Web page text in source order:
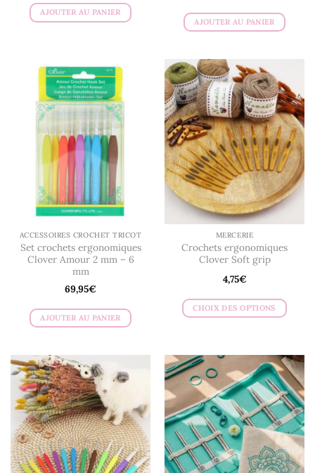
AJOUTER AU PANIER
AJOUTER AU PANIER
ACCESSOIRES CROCHET TRICOT
Set crochets ergonomiques
Clover Amour 2 mm – 6
mm
69,95€
AJOUTER AU PANIER
MERCERIE
Crochets ergonomiques
Clover Soft grip
4,75€
CHOIX DES OPTIONS
a
plusieurs
variations.
Les
options
peuvent
être
choisies